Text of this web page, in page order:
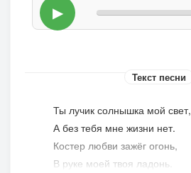
▶
Текст песни
Ты лучик солнышка мой свет,
А без тебя мне жизни нет.
Костер любви зажёг огонь,
В руке моей твоя ладонь.